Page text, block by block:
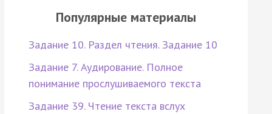
Популярные материалы
Задание 10. Раздел чтения. Задание 10
Задание 7. Аудирование. Полное
понимание прослушиваемого текста
Задание 39. Чтение текста вслух